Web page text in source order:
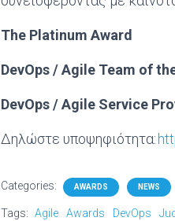
The Platinum Award
DevOps / Agile Team of
DevOps / Agile Service
Δηλώστε υποψηφιότητα:
Categories: AWARDS NEWS
Tags: Agile Awards DevOps